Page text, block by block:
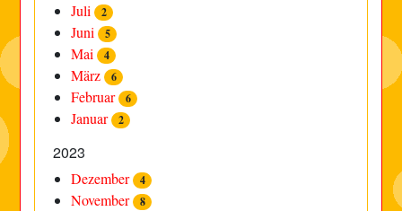
Juli 2
Juni 5
Mai 4
März 6
Februar 6
Januar 2
2023
Dezember 4
November 8